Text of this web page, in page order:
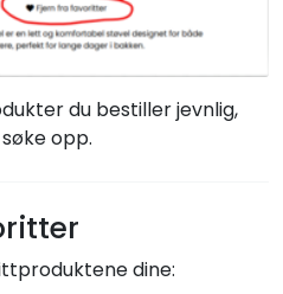
du bestiller jevnlig,
opp.
dine: